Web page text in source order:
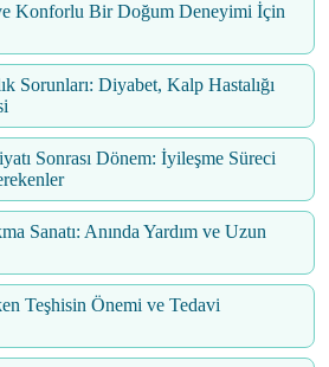
Konforlu Bir Doğum Deneyimi İçin
Sorunları: Diyabet, Kalp Hastalığı
Sonrası Dönem: İyileşme Süreci
Sanatı: Anında Yardım ve Uzun
Teşhisin Önemi ve Tedavi